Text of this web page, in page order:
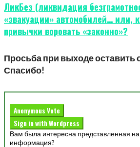
ЛикБез (ликвидация
«эвакуации» автомобилей… или,
привычки воровать «законно»?
Просьба при выходе оставить
Спасибо!
Anonymous Vote
Sign in with Wordpress
Вам была интересна представленная
информация?